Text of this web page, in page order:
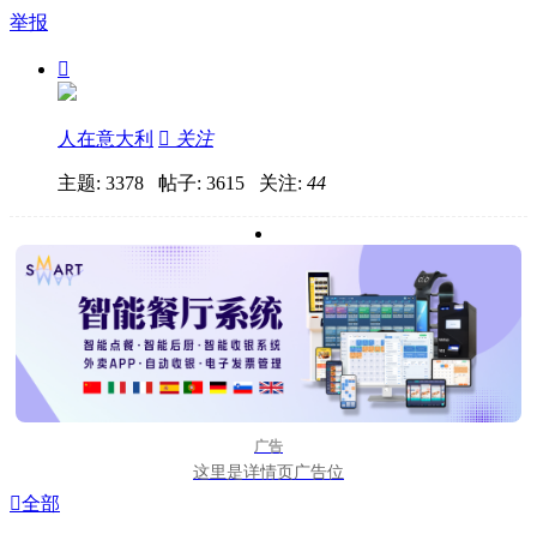
举报

人在意大利  关注
主题: 3378 帖子: 3615 关注: 44
广告
这里是详情页广告位
全部